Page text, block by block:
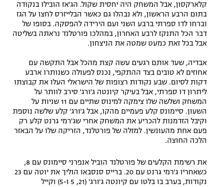
קלארקסון, אבל המשחק היה יחסית שקול. הג'אז הובילו בנקודה
בתום הרבע הראשון, ולא נבהלו גם כאשר הבלייזרס לחצו על הגז
וברחו לדו ספרתי ברבע השני ועם הירידה להפסקה. בסופו של
דבר הכל התנקז לרבע האחרון, במהלכו פורטלנד נראתה בשליטה
אבל בכל זאת כמעט שמטה את הניצחון.
אבדיה, שעד אותם רגעים עשה קצת מהכל אבל התקשה עם
אחוזים לא טובים בצד ההתקפי, נכנס לפעולה כשנותרו ארבע
דקות לסיום. שבע נקודות רצופות של הישראלי העלו את קבוצתו
ליתרון דו ספרתי, אבל בעיקר קיונטה ג'ורג' סירב לוותר על
המשחק ושלשה שלו צימקה למינוס שתיים עם 11 שניות על
השעון. סיימונס קלע פעמיים מהקו, אבל ג'ורג' קלע שלשה נוספת
וקיבל הזדמנות להכריע את המשחק אחרי שג'רמי גרנט קלע רק
פעם אחת מהעונשין. למזלה של פורטלנד, הזריקה שלו על הבאזר
הלכה החוצה.
את רשימת הקלעים של פורטלנד הוביל אנפרני סיימונס עם 8,
כשאחריו ג'רמי גרנט עם 20. ברייס סנסבאו הוליך את יוטה עם 23
נקודות, בערב בו בלטו עם קיונטה ג'ורג' (21, 5 ו-5) וקייל